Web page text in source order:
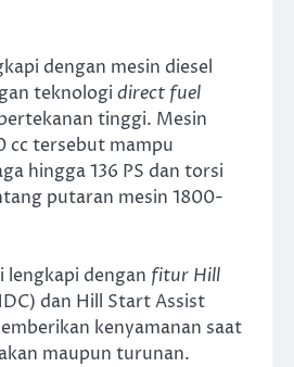
dengan mesin diesel
teknologi direct fuel
tinggi. Mesin
cc tersebut mampu
hingga 136 PS dan torsi
putaran mesin 1800-
lengkapi dengan fitur Hill
dan Hill Start Assist
kenyamanan saat
maupun turunan.